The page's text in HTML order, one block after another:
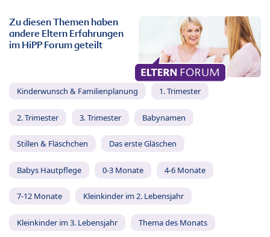
Zu diesen Themen haben
andere Eltern Erfahrungen
im HiPP Forum geteilt
Kinderwunsch & Familienplanung 1. Trimester
2. Trimester 3. Trimester Babynamen
Stillen & Fläschchen Das erste Gläschen
Babys Hautpflege 0-3 Monate 4-6 Monate
7-12 Monate Kleinkinder im 2. Lebensjahr
Kleinkinder im 3. Lebensjahr Thema des Monats